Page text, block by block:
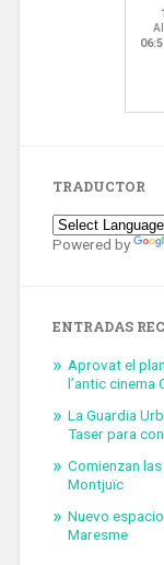
TRADUCTOR
Powered by
ENTRADAS
Aprovat el
l’antic cinema
La Guardia
Taser para
Comienzan
Montjuïc
Nuevo
Maresme